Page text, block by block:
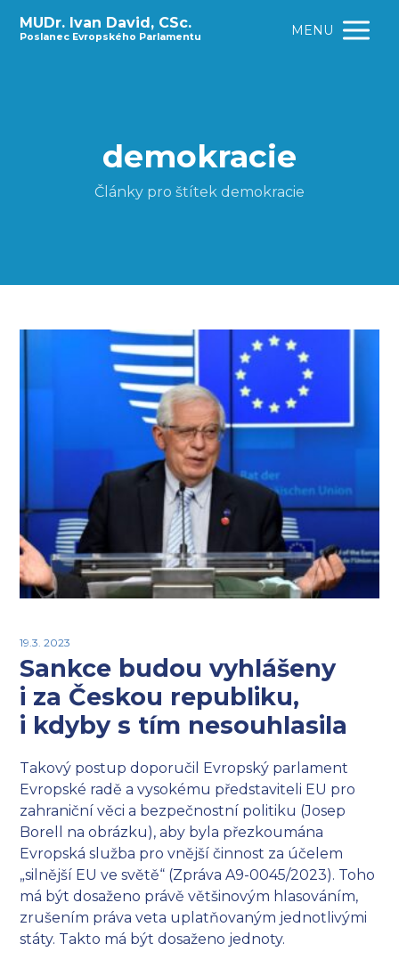
MUDr. Ivan David, CSc.
Poslanec Evropského Parlamentu MENU
demokracie
Články pro štítek demokracie
19.3. 2023
Sankce budou vyhlášeny
i za Českou republiku,
i kdyby s tím nesouhlasila
Takový postup doporučil Evropský parlament
Evropské radě a vysokému představiteli EU pro
zahraniční věci a bezpečnostní politiku (Josep
Borell na obrázku), aby byla přezkoumána
Evropská služba pro vnější činnost za účelem
„silnější EU ve světě“ (Zpráva A9-0045/2023). Toho
má být dosaženo právě většinovým hlasováním,
zrušením práva veta uplatňovaným jednotlivými
státy. Takto má být dosaženo jednoty.